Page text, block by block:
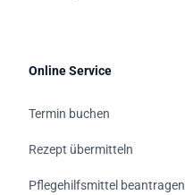
Online Service
Termin buchen
Rezept übermitteln
Pflegehilfsmittel beantragen